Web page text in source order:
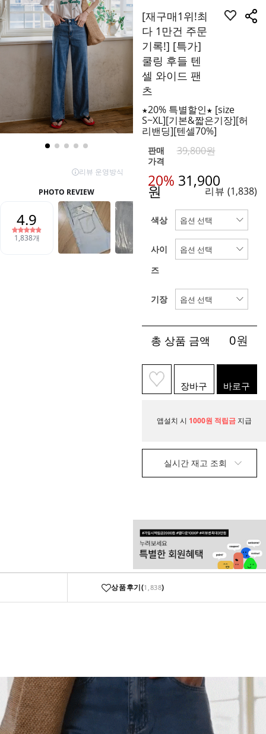
[재구매1위!최
다 1만건 주문
기록!] [특가]
쿨링 후들 텐
셀 와이드 팬
츠
★20% 특별할인★ [size
S~XL][기본&짧은기장][허
리밴딩][텐셀70%]
판매
가격
39,800원
20% 31,900
원 리뷰 (1,838)
색상
사이
즈
기장
총 상품 금액 0원
장바구
니
바로구
매
앱설치 시 1000원 적립금 지급
실시간 재고 조회
상품후기(1,838)